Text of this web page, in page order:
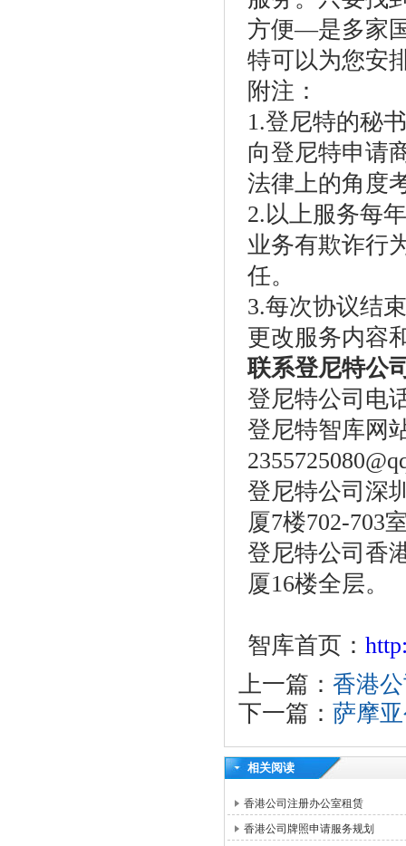
方便—是多家
特可以为您安
附注：
1.登尼特的秘
向登尼特申请
法律上的角度
2.以上服务每
业务有欺诈行
任。
3.每次协议结
更改服务内容
联系登尼特公
登尼特公司电
登尼特智库网
登尼特公司深
厦7楼702-703
登尼特公司香
厦16楼全层。
智库首页：
上一篇： 香港
下一篇： 萨摩
相关阅读
香港公司注册办公室租赁
香港公司牌照申请服务规划